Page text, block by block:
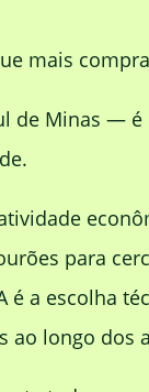
mais
de Minas —
para
é a escolha
ao longo dos